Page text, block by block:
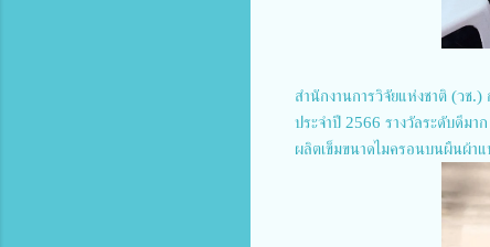
สำนักงานการวิจัยแห่งชาติ (วช.)
ประจำปี 2566 รางวัลระดับดีมา
ผลิตเข็มขนาดไมครอนบนผืนผ้าแ